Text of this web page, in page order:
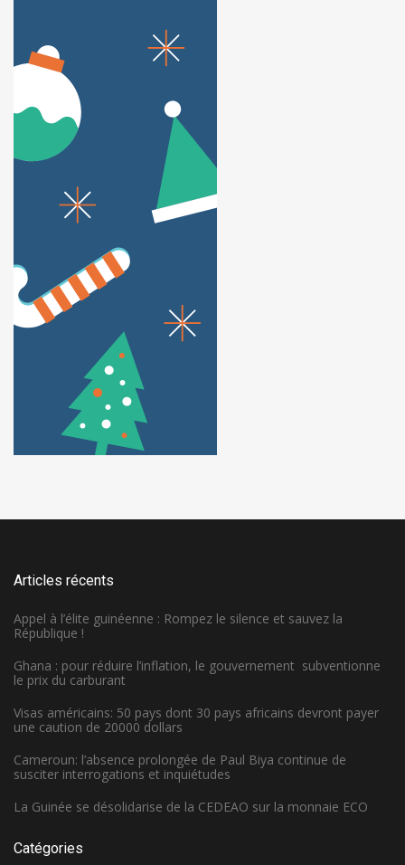
Articles récents
Appel à l’élite guinéenne : Rompez le silence et sauvez la
République !
Ghana : pour réduire l’inflation, le gouvernement subventionne
le prix du carburant
Visas américains: 50 pays dont 30 pays africains devront payer
une caution de 20000 dollars
Cameroun: l’absence prolongée de Paul Biya continue de
susciter interrogations et inquiétudes
La Guinée se désolidarise de la CEDEAO sur la monnaie ECO
Catégories